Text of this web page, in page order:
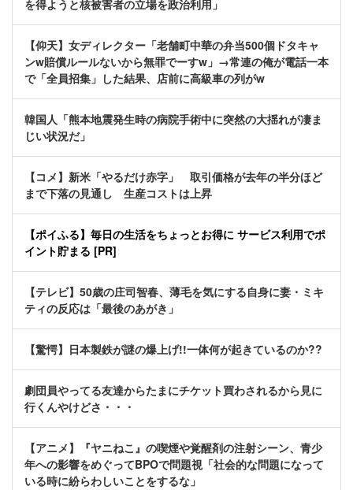
を得ようと核被害者の立場を政治利用」
【仰天】女ディレクター「老舗町中華の弁当500個ドタキャ
ンw賠償ルールないから無罪でーすw」→常連の俺が電話一本
で「全員招集」した結果、店前に高級車の列がw
韓国人「熊本地震発生時の病院手術中に突然の大揺れが凄ま
じい状況だ」
【コメ】新米「やるだけ赤字」 取引価格が去年の半分ほど
まで下落の見通し 生産コストは上昇
【ポイふる】毎日の生活をちょっとお得に サービス利用でポ
イント貯まる [PR]
【テレビ】50歳の庄司智春、薄毛を気にする自身に妻・ミキ
ティの反応は「最後のあがき」
【驚愕】日本製鉄が謎の爆上げ!!一体何が起きているのか??
劇団員やってる友達からたまにチケット買わされるから見に
行くんやけどさ・・・
【アニメ】『ヤニねこ』の喫煙や覚醒剤の注射シーン、青少
年への影響をめぐってBPOで問題視「社会的な問題になって
いる時に紛らわしいことをするな」